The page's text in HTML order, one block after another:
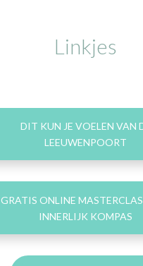
Linkjes
DIT KUN JE VOELEN VAN
LEEUWENPOORT
GRATIS ONLINE
INNERLIJK KOMPAS